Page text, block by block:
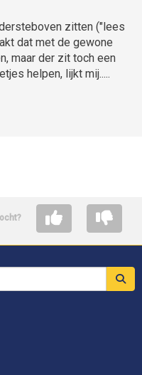
zitten ("lees
dat met de gewone
maar der zit toch een
helpen, lijkt mij.....